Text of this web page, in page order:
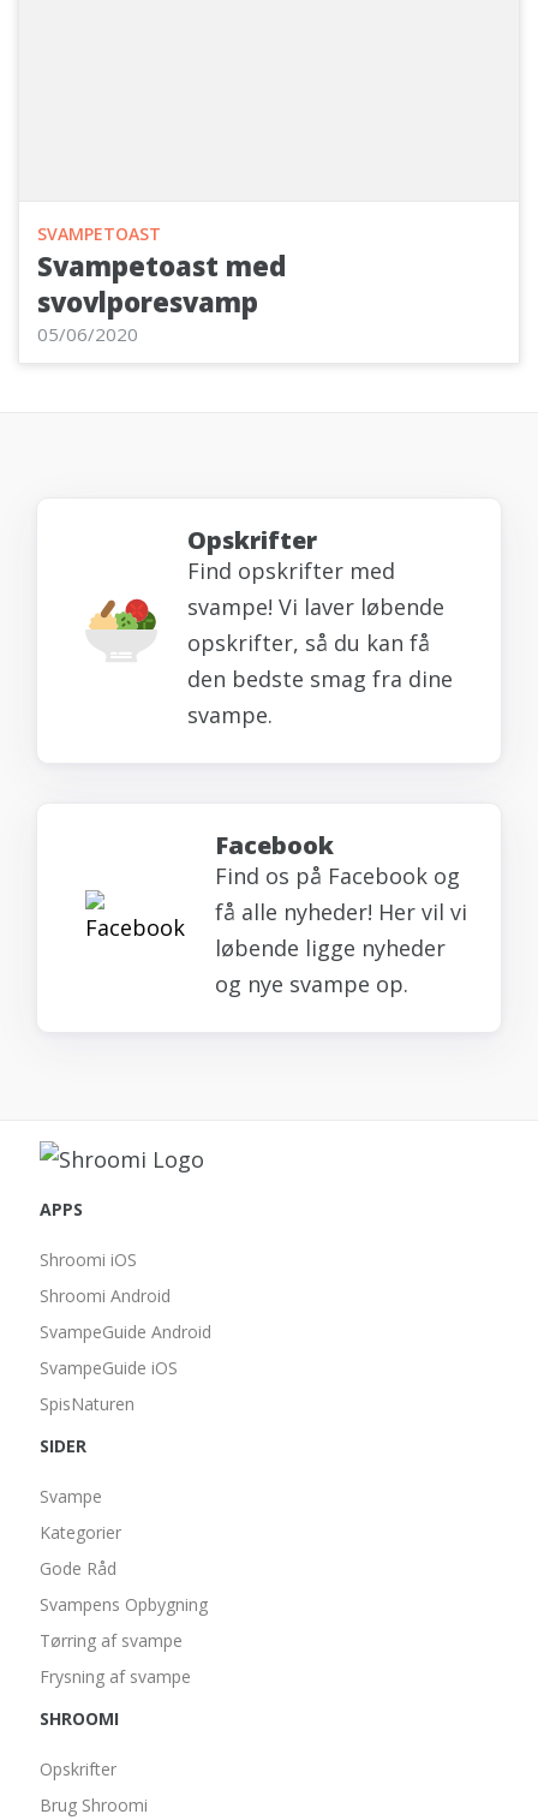
SVAMPETOAST
Svampetoast med
svovlporesvamp
05/06/2020
Opskrifter
Find opskrifter med
svampe! Vi laver løbende
opskrifter, så du kan få
den bedste smag fra dine
svampe.
Facebook
Find os på Facebook og
få alle nyheder! Her vil vi
løbende ligge nyheder
og nye svampe op.
APPS
Shroomi iOS
Shroomi Android
SvampeGuide Android
SvampeGuide iOS
SpisNaturen
SIDER
Svampe
Kategorier
Gode Råd
Svampens Opbygning
Tørring af svampe
Frysning af svampe
SHROOMI
Opskrifter
Brug Shroomi